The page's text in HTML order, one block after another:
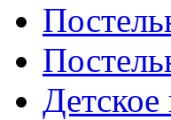
Детское